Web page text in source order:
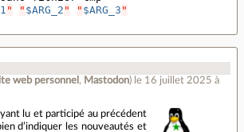
" " $ARG_2 " " $ARG_3 "
web personnel , Mastodon) le 16 juillet 2025 à
lu et participé au précédent
d’indiquer les nouveautés et